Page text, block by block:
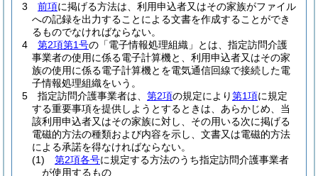
3
前項に掲げる方法は、利用申込者又はその家族がファイル
への記録を出力することによる文書を作成することができ
るものでなければならない。
4
第2項第1号の「電子情報処理組織」とは、指定訪問介護
事業者の使用に係る電子計算機と、利用申込者又はその家
族の使用に係る電子計算機とを電気通信回線で接続した電
子情報処理組織をいう。
5
指定訪問介護事業者は、 第2項の規定により第1項に規定
する重要事項を提供しようとするときは、あらかじめ、当
該利用申込者又はその家族に対し、その用いる次に掲げる
電磁的方法の種類および内容を示し、文書又は電磁的方法
による承諾を得なければならない。
(1)
第2項各号に規定する方法のうち指定訪問介護事業者
が使用するもの